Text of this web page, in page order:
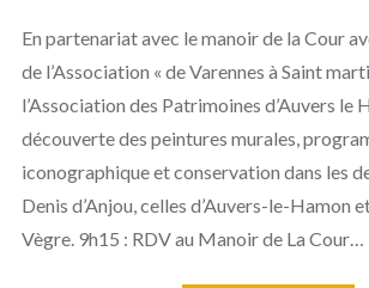
En partenariat avec le manoir de la Cour
de l’Association « de Varennes à Saint
l’Association des Patrimoines d’Auvers le
découverte des peintures murales,
iconographique et conservation dans les
Denis d’Anjou, celles d’Auvers-le-Hamon
Vègre. 9h15 : RDV au Manoir de La Cour…